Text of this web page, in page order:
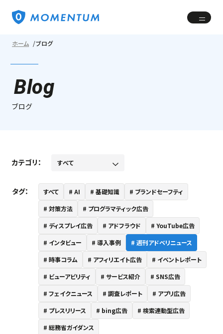
ホーム ブログ
Blog
ブログ
カテゴリ：
タグ： すべて AI 基礎知識
ブランドセーフティ
対策方法
プログラマティック広告
ディスプレイ広告
アドフラウド
YouTube広告
インタビュー
導入事例
週刊アドベリニュース
時事コラム
アフィリエイト広告
イベントレポート
ビューアビリティ
サービス紹介
SNS広告
フェイクニュース
調査レポート
アプリ広告
プレスリリース
bing広告
検索連動型広告
総務省ガイダンス